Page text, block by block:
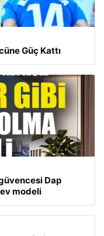
Güç Kattı
Dap
modeli